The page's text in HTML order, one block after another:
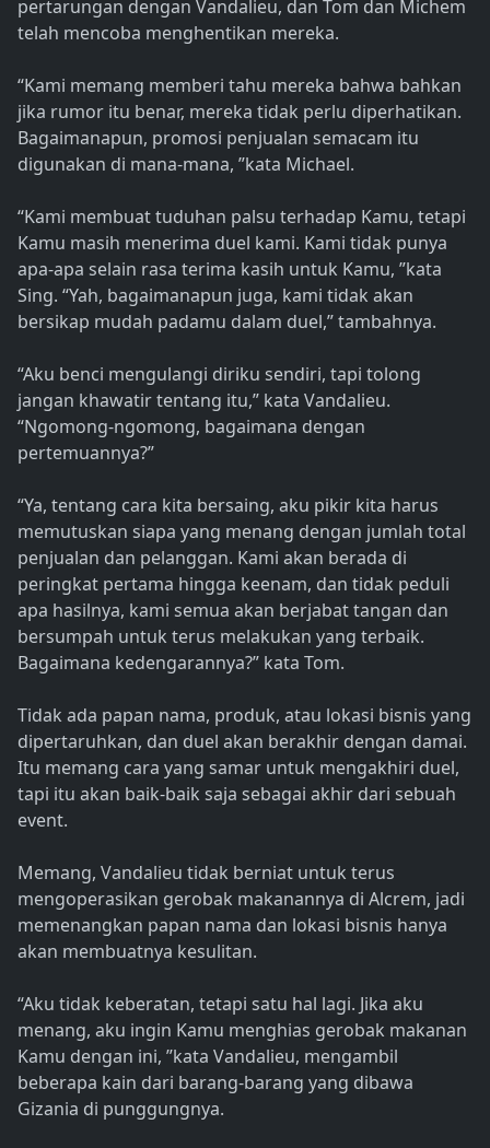
pertarungan dengan Vandalieu, dan Tom dan Michem
telah mencoba menghentikan mereka.
“Kami memang memberi tahu mereka bahwa bahkan
jika rumor itu benar, mereka tidak perlu diperhatikan.
Bagaimanapun, promosi penjualan semacam itu
digunakan di mana-mana, ”kata Michael.
“Kami membuat tuduhan palsu terhadap Kamu, tetapi
Kamu masih menerima duel kami. Kami tidak punya
apa-apa selain rasa terima kasih untuk Kamu, ”kata
Sing. “Yah, bagaimanapun juga, kami tidak akan
bersikap mudah padamu dalam duel,” tambahnya.
“Aku benci mengulangi diriku sendiri, tapi tolong
jangan khawatir tentang itu,” kata Vandalieu.
“Ngomong-ngomong, bagaimana dengan
pertemuannya?”
“Ya, tentang cara kita bersaing, aku pikir kita harus
memutuskan siapa yang menang dengan jumlah total
penjualan dan pelanggan. Kami akan berada di
peringkat pertama hingga keenam, dan tidak peduli
apa hasilnya, kami semua akan berjabat tangan dan
bersumpah untuk terus melakukan yang terbaik.
Bagaimana kedengarannya?” kata Tom.
Tidak ada papan nama, produk, atau lokasi bisnis yang
dipertaruhkan, dan duel akan berakhir dengan damai.
Itu memang cara yang samar untuk mengakhiri duel,
tapi itu akan baik-baik saja sebagai akhir dari sebuah
event.
Memang, Vandalieu tidak berniat untuk terus
mengoperasikan gerobak makanannya di Alcrem, jadi
memenangkan papan nama dan lokasi bisnis hanya
akan membuatnya kesulitan.
“Aku tidak keberatan, tetapi satu hal lagi. Jika aku
menang, aku ingin Kamu menghias gerobak makanan
Kamu dengan ini, ”kata Vandalieu, mengambil
beberapa kain dari barang-barang yang dibawa
Gizania di punggungnya.